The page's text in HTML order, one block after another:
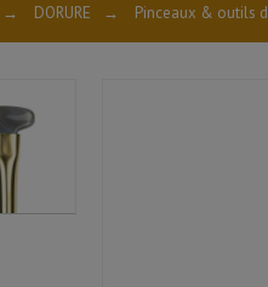
→ DORURE → Pinceaux & outils